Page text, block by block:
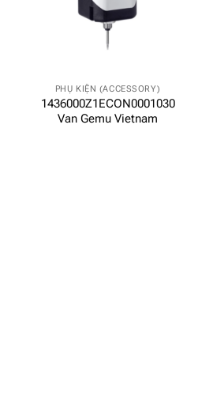
PHỤ KIỆN (ACCESSORY)
1436000Z1ECON0001030
Van Gemu Vietnam